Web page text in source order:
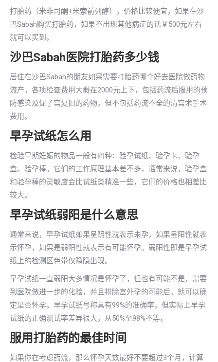
打胎药（米非司酮+米索前列醇），价格比较便宜，如果在沙
巴Sabah购买打胎药，如果不出现其他病症的话￥500元左右
就可以买到。
沙巴Sabah医院打胎药多少钱
居住在沙巴Sabah的朋友如果需要打胎药哪个好去医院做药物
流产，各项检查费用大概在2000元上下，包括药流后服用的预
防感染及促子宫复旧的药物，但不包括药流不全的清宫术手术
费用。
早孕试纸怎么用
检验早期妊娠的物品一般有四种：验孕试纸、验孕卡、验孕
盒、验孕棒。它们的工作原理基本差不多，通常来说，验孕盒
和验孕棒的灵敏度会比试纸类精准一些，它们的价格也相差比
较大。
早孕试纸弱阳是什么意思
通常来说，早孕试纸如果呈阴性就表示未孕，如果呈阳性就表
示怀孕，如果是弱阳性就表示有可能怀孕。弱阳性即是早孕试
纸上的检测区色带仅隐隐出现。
早孕试纸一直弱阳大多情况是怀孕了，但也有可能不是，需要
到医院做进一步的化验，并且排除宫外孕的可能后，就可以确
定是否怀孕。早孕试纸号称具有99%的准确率，但实际上早孕
试纸的正确测试率差异很大，从50%至98%不等。
服用打胎药的最佳时间
如果你在考虑药流，那么怀孕天数最好不要超过3个月，计算